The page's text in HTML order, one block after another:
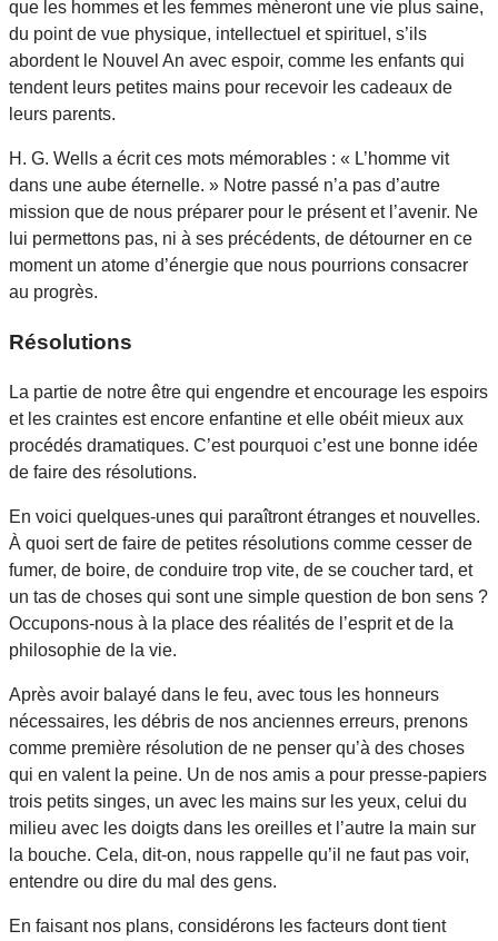
que les hommes et les femmes mèneront une vie plus saine,
du point de vue physique, intellectuel et spirituel, s’ils
abordent le Nouvel An avec espoir, comme les enfants qui
tendent leurs petites mains pour recevoir les cadeaux de
leurs parents.
H. G. Wells a écrit ces mots mémorables : « L’homme vit
dans une aube éternelle. » Notre passé n’a pas d’autre
mission que de nous préparer pour le présent et l’avenir. Ne
lui permettons pas, ni à ses précédents, de détourner en ce
moment un atome d’énergie que nous pourrions consacrer
au progrès.
Résolutions
La partie de notre être qui engendre et encourage les espoirs
et les craintes est encore enfantine et elle obéit mieux aux
procédés dramatiques. C’est pourquoi c’est une bonne idée
de faire des résolutions.
En voici quelques-unes qui paraîtront étranges et nouvelles.
À quoi sert de faire de petites résolutions comme cesser de
fumer, de boire, de conduire trop vite, de se coucher tard, et
un tas de choses qui sont une simple question de bon sens ?
Occupons-nous à la place des réalités de l’esprit et de la
philosophie de la vie.
Après avoir balayé dans le feu, avec tous les honneurs
nécessaires, les débris de nos anciennes erreurs, prenons
comme première résolution de ne penser qu’à des choses
qui en valent la peine. Un de nos amis a pour presse-papiers
trois petits singes, un avec les mains sur les yeux, celui du
milieu avec les doigts dans les oreilles et l’autre la main sur
la bouche. Cela, dit-on, nous rappelle qu’il ne faut pas voir,
entendre ou dire du mal des gens.
En faisant nos plans, considérons les facteurs dont tient